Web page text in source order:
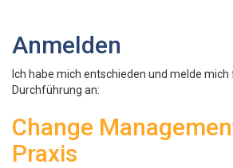
Anmelden
Ich habe mich entschieden und melde
Durchführung an:
Change
Praxis